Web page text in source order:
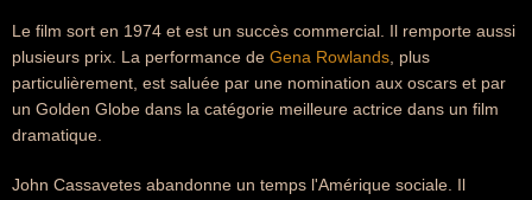
Le film sort en 1974 et est un succès commercial. Il remporte aussi
plusieurs prix. La performance de Gena Rowlands , plus
particulièrement, est saluée par une nomination aux oscars et par
un Golden Globe dans la catégorie meilleure actrice dans un film
dramatique.
John Cassavetes abandonne un temps l'Amérique sociale. Il